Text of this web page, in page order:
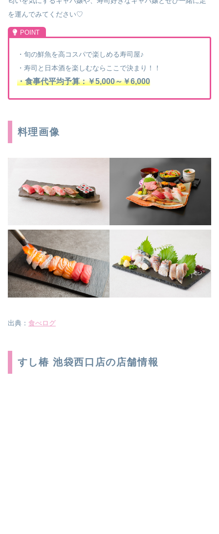
を運んでみてください♡
・旬の鮮魚を高コスパで楽しめる寿司屋♪
・寿司と日本酒を楽しむならここで決まり！！
・食事代平均予算：￥5,000～￥6,000
料理画像
出典： 食べログ
すし椿 池袋西口店の店舗情報